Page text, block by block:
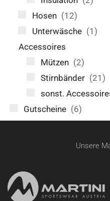
Hosen (12)
Unterwäsche (1)
Accessoires
Mützen (2)
Stirnbänder (21)
sonst.
Gutscheine (6)
Unsere